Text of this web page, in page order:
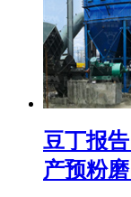
豆丁报
产预粉